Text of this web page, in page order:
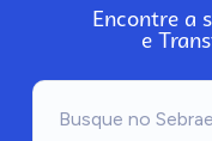
Encontre a
e